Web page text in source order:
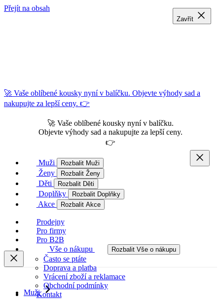
Přejít na obsah
🚀 Vaše oblíbené kousky nyní v balíčku. Objevte výhody sad a
nakupujte za lepší ceny. 👉
🚀 Vaše oblíbené kousky nyní v balíčku.
Objevte výhody sad a nakupujte za lepší ceny.
👉
Muži Rozbalit Muži
Ženy Rozbalit Ženy
Děti Rozbalit Děti
Doplňky Rozbalit Doplňky
Akce Rozbalit Akce
Prodejny
Pro firmy
Pro B2B
Vše o nákupu
Rozbalit Vše o nákupu
Často se ptáte
Doprava a platba
Vrácení zboží a reklamace
Obchodní podmínky
Kontakt
Muži
Zavřít
Zavřít
Zavřít